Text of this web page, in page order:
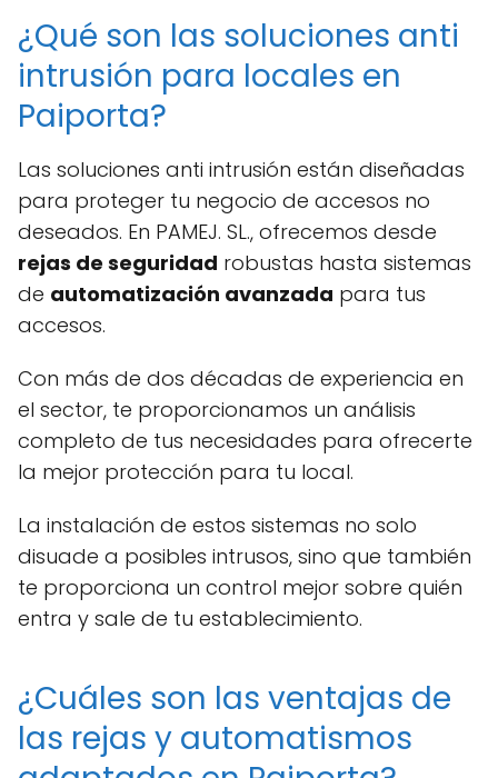
¿Qué son las soluciones anti
intrusión para locales en
Paiporta?
Las soluciones anti intrusión están diseñadas
para proteger tu negocio de accesos no
deseados. En PAMEJ. SL., ofrecemos desde
rejas de seguridad robustas hasta sistemas
de automatización avanzada para tus
accesos.
Con más de dos décadas de experiencia en
el sector, te proporcionamos un análisis
completo de tus necesidades para ofrecerte
la mejor protección para tu local.
La instalación de estos sistemas no solo
disuade a posibles intrusos, sino que también
te proporciona un control mejor sobre quién
entra y sale de tu establecimiento.
¿Cuáles son las ventajas de
las rejas y automatismos